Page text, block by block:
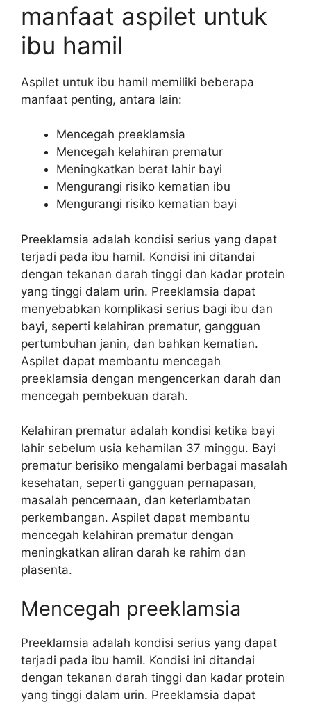
manfaat aspilet untuk
ibu hamil
Aspilet untuk ibu hamil memiliki beberapa
manfaat penting, antara lain:
Mencegah preeklamsia
Mencegah kelahiran prematur
Meningkatkan berat lahir bayi
Mengurangi risiko kematian ibu
Mengurangi risiko kematian bayi
Preeklamsia adalah kondisi serius yang dapat
terjadi pada ibu hamil. Kondisi ini ditandai
dengan tekanan darah tinggi dan kadar protein
yang tinggi dalam urin. Preeklamsia dapat
menyebabkan komplikasi serius bagi ibu dan
bayi, seperti kelahiran prematur, gangguan
pertumbuhan janin, dan bahkan kematian.
Aspilet dapat membantu mencegah
preeklamsia dengan mengencerkan darah dan
mencegah pembekuan darah.
Kelahiran prematur adalah kondisi ketika bayi
lahir sebelum usia kehamilan 37 minggu. Bayi
prematur berisiko mengalami berbagai masalah
kesehatan, seperti gangguan pernapasan,
masalah pencernaan, dan keterlambatan
perkembangan. Aspilet dapat membantu
mencegah kelahiran prematur dengan
meningkatkan aliran darah ke rahim dan
plasenta.
Mencegah preeklamsia
Preeklamsia adalah kondisi serius yang dapat
terjadi pada ibu hamil. Kondisi ini ditandai
dengan tekanan darah tinggi dan kadar protein
yang tinggi dalam urin. Preeklamsia dapat